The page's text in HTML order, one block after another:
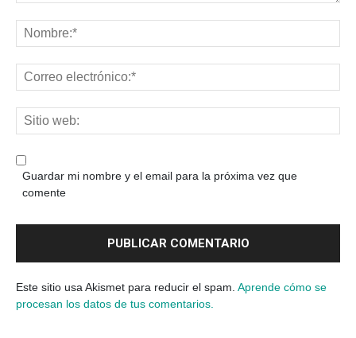
Guardar mi nombre y el email para la próxima vez que
comente
Este sitio usa Akismet para reducir el spam. Aprende cómo se
procesan los datos de tus comentarios.